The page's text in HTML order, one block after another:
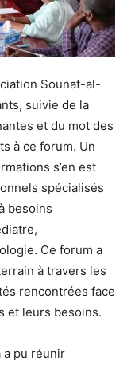
Sounat-al-
suivie de la
et du mot des
à ce forum. Un
s’en est
spécialisés
besoins
Ce forum a
à travers les
rencontrées face
et leurs besoins.
a pu réunir